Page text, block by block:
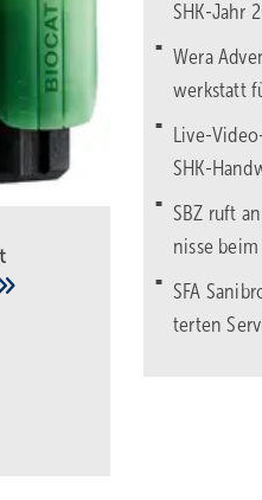
SHK-Jahr
Wera
werk­statt
Live-
SHK-
SBZ ruft
nisse
SFA
terten